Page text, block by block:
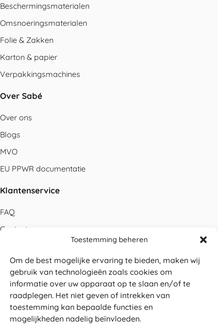
Toestemming beheren
Om de best mogelijke ervaring te bieden, maken wij
gebruik van technologieën zoals cookies om
informatie over uw apparaat op te slaan en/of te
raadplegen. Het niet geven of intrekken van
toestemming kan bepaalde functies en
mogelijkheden nadelig beïnvloeden.
Beschermingsmaterialen
Omsnoeringsmaterialen
Folie & Zakken
Karton & papier
Verpakkingsmachines
Over Sabé
Over ons
Blogs
MVO
EU PPWR documentatie
Klantenservice
FAQ
Contact
Betalen
Levering
Retouren
Service en garantie